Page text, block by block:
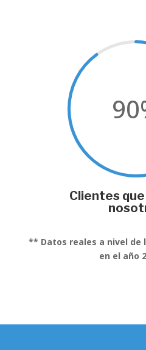
90
Clientes
** Datos reales a nivel de
en el año